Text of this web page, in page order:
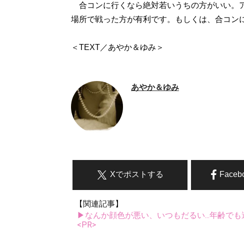
合コンに行くなら絶対若いうちの方がいい。
場所で戦った方が有利です。もしくは、合コン
＜TEXT／あやか＆ゆみ＞
あやか＆ゆみ
Xでポストする
【関連記事】
▶なんか顔色が悪い、いつもだるい...年齢で
<PR>